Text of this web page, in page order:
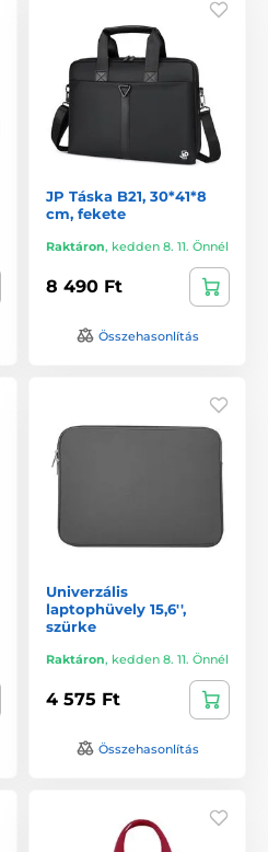
JP Táska B21, 30*41*8
cm, fekete
Raktáron, kedden 8. 11. Önnél
8 490 Ft
Összehasonlítás
Univerzális
laptophüvely 15,6'',
szürke
Raktáron, kedden 8. 11. Önnél
4 575 Ft
Összehasonlítás